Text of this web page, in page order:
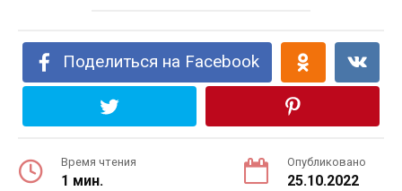
Поделиться на Facebook
Время чтения
1 мин.
Опубликовано
25.10.2022